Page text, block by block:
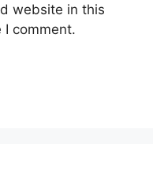
website in this
comment.